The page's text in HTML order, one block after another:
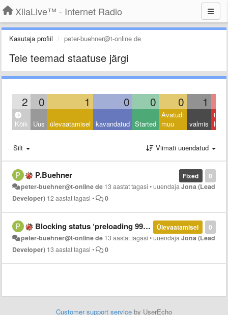
XiiaLive™ - Internet Radio
Kasutaja profiil peter-buehner@t-online de
Teie teemad staatuse järgi
2 0 1 0 0 0 1
Kõik Uus ülevaatamisel kavandatud Started
Avatud:
muu
valmis
Silt Viimati uuendatud
0
Fixed
P.Buehner
peter-buehner@t-online de 13 aastat tagasi •uuendajaJona (Lead
Developer) 12 aastat tagasi • 0
0
Ülevaatamisel
Blocking status ‘preloading 99%’
peter-buehner@t-online de 13 aastat tagasi •uuendajaJona (Lead
Developer) 13 aastat tagasi • 0
Customer support service by UserEcho